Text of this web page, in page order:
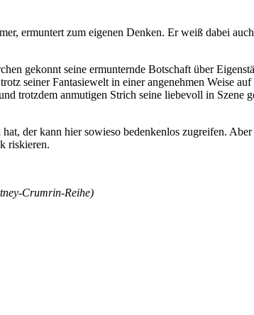
ermuntert zum eigenen Denken. Er weiß dabei
gekonnt seine ermunternde Botschaft über
seiner Fantasiewelt in einer angenehmen Weise
trotzdem anmutigen Strich seine liebevoll in
der kann hier sowieso bedenkenlos zugreifen.
riskieren.
Crumrin-Reihe)